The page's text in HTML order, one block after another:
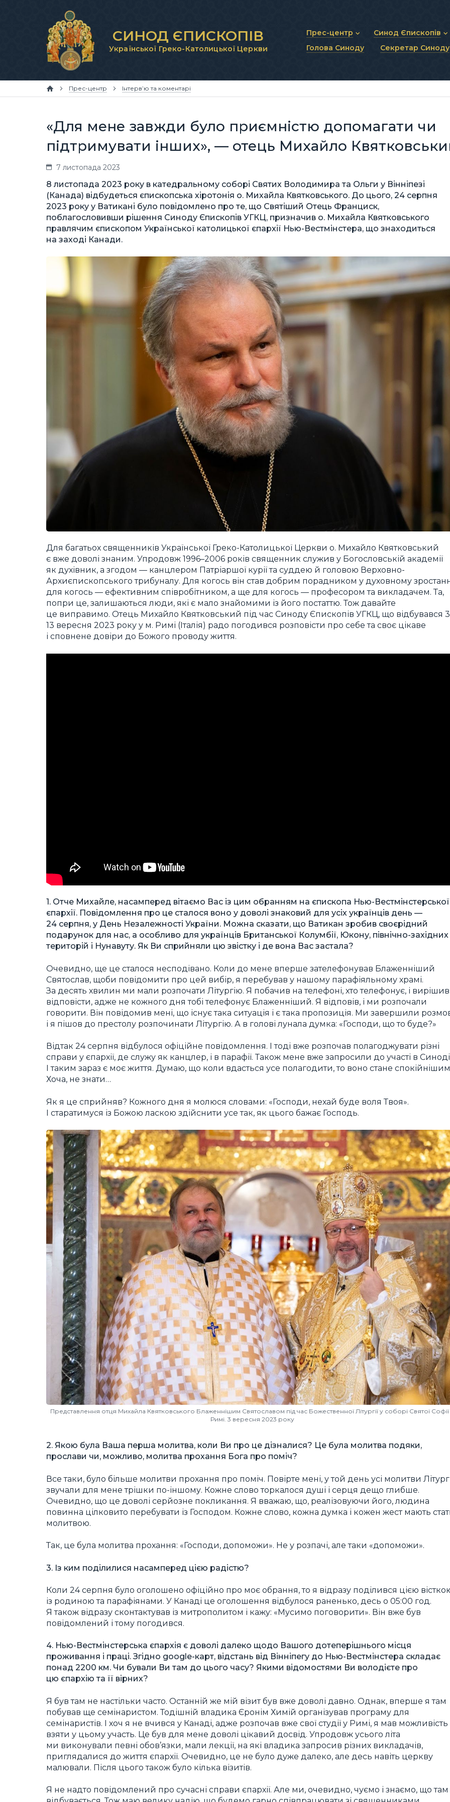
СИНОД ЄПИСКОПІВ
Української Греко-Католицької Церкви
Прес-центр
Новини та анонси
Синод Єпископів
Статут Синоду
Синодальні органи
Голова Синоду Секретар Синоду
Прес-центр Інтерв’ю та коментарі
«Для мене завжди було приємністю допомагати чи
підтримувати інших», — отець Михайло
7 листопада 2023
8 листопада 2023 року в катедральному соборі Святих Володимира та Ольги у Вінніпезі
(Канада) відбудеться єпископська хіротонія о. Михайла Квятковського. До цього, 24 серпня
2023 року у Ватикані було повідомлено про те, що Святіший Отець Франциск,
поблагословивши рішення Синоду Єпископів УГКЦ, призначив о. Михайла Квятковського
правлячим єпископом Української католицької єпархії Нью-Вестмінстера, що знаходиться
на заході Канади.
Для багатьох священників Української Греко-Католицької Церкви о. Михайло Квятковський
є вже доволі знаним. Упродовж 1996–2006 років священник служив у Богословській академії
як духівник, а згодом — канцлером Патріаршої курії та суддею й головою Верховно-
Архиєпископського трибуналу. Для когось він став добрим порадником у духовному
для когось — ефективним співробітником, а ще для когось — професором та викладачем. Та,
попри це, залишаються люди, які є мало знайомими із його постаттю. Тож давайте
це виправимо. Отець Михайло Квятковський під час Синоду Єпископів УГКЦ, що відбувався
13 вересня 2023 року у м. Римі (Італія) радо погодився розповісти про себе та своє цікаве
і сповнене довіри до Божого проводу життя.
1. Отче Михайле, насамперед вітаємо Вас із цим обранням на єпископа Нью-Вестмінстерської
єпархії. Повідомлення про це сталося воно у доволі знаковий для усіх українців день —
24 серпня, у День Незалежності України. Можна сказати, що Ватикан зробив своєрідний
подарунок для нас, а особливо для українців Британської Колумбії, Юкону, північно-західних
територій і Нунавуту. Як Ви сприйняли цю звістку і де вона Вас застала?
Очевидно, ще це сталося несподівано. Коли до мене вперше зателефонував Блаженніший
Святослав, щоби повідомити про цей вибір, я перебував у нашому парафіяльному храмі.
За десять хвилин ми мали розпочати Літургію. Я побачив на телефоні, хто телефонує, і вирішив
відповісти, адже не кожного дня тобі телефонує Блаженніший. Я відповів, і ми розпочали
говорити. Він повідомив мені, що існує така ситуація і є така пропозиція. Ми завершили
і я пішов до престолу розпочинати Літургію. А в голові лунала думка: «Господи, що то буде?»
Відтак 24 серпня відбулося офіційне повідомлення. І тоді вже розпочав полагоджувати різні
справи у єпархії, де служу як канцлер, і в парафії. Також мене вже запросили до участі в
І таким зараз є моє життя. Думаю, що коли вдасться усе полагодити, то воно стане
Хоча, не знати…
Як я це сприйняв? Кожного дня я молюся словами: «Господи, нехай буде воля Твоя».
І старатимуся із Божою ласкою здійснити усе так, як цього бажає Господь.
Представлення отця Михайла Квятковського Блаженнішим Святославом під час Божественної Літургії у соборі Святої Софії
Римі. 3 вересня 2023 року
2. Якою була Ваша перша молитва, коли Ви про це дізналися? Це була молитва подяки,
прослави чи, можливо, молитва прохання Бога про поміч?
Все таки, було більше молитви прохання про поміч. Повірте мені, у той день усі молитви
звучали для мене трішки по-іншому. Кожне слово торкалося душі і серця дещо глибше.
Очевидно, що це доволі серйозне покликання. Я вважаю, що, реалізовуючи його, людина
повинна цілковито перебувати із Господом. Кожне слово, кожна думка і кожен жест мають
молитвою.
Так, це була молитва прохання: «Господи, допоможи». Не у розпачі, але таки «допоможи».
3. Із ким поділилися насамперед цією радістю?
Коли 24 серпня було оголошено офіційно про моє обрання, то я відразу поділився цією
із родиною та парафіянами. У Канаді це оголошення відбулося раненько, десь о 05:00 год.
Я також відразу сконтактував із митрополитом і кажу: «Мусимо поговорити». Він вже був
повідомлений і тому погодився.
4. Нью-Вестмінстерська єпархія є доволі далеко щодо Вашого дотеперішнього місця
проживання і праці. Згідно google-карт, відстань від Вінніпегу до Нью-Вестмінстера складає
понад 2200 км. Чи бували Ви там до цього часу? Якими відомостями Ви володієте про
цю єпархію та її вірних?
Я був там не настільки часто. Останній же мій візит був вже доволі давно. Однак, вперше я там
побував ще семінаристом. Тодішній владика Єронім Химій організував програму для
семінаристів. І хоч я не вчився у Канаді, адже розпочав вже свої студії у Римі, я мав можливість
взяти у цьому участь. Це був для мене доволі цікавий досвід. Упродовж усього літа
ми виконували певні обов’язки, мали лекції, на які владика запросив різних викладачів,
приглядалися до життя єпархії. Очевидно, це не було дуже далеко, але десь навіть церкву
малювали. Після цього також було кілька візитів.
Я не надто повідомлений про сучасні справи єпархії. Але ми, очевидно, чуємо і знаємо, що там